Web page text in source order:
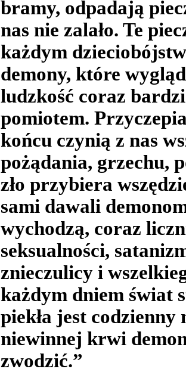
bramy, odpadają
nas nie zalało. Te
każdym
demony, które
ludzkość coraz
pomiotem.
końcu czynią z nas
pożądania, grzechu,
zło przybiera
sami dawali
wychodzą, coraz
seksualności,
znieczulicy i
każdym dniem świat
piekła jest
niewinnej krwi
zwodzić.”